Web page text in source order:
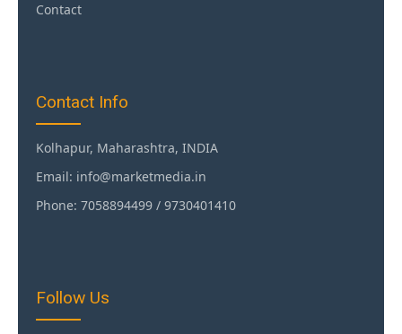
Contact
Contact Info
Kolhapur, Maharashtra, INDIA
Email: info@marketmedia.in
Phone: 7058894499 / 9730401410
Follow Us